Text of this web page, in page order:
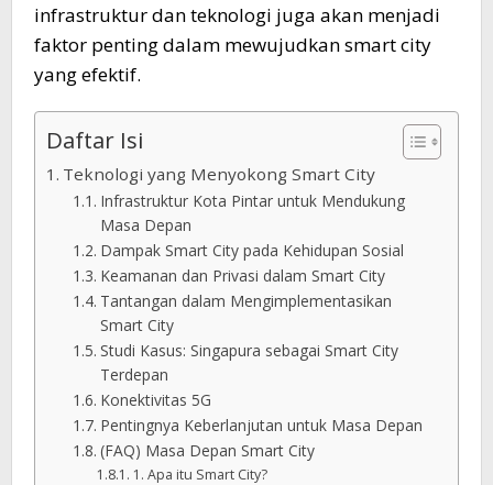
infrastruktur dan teknologi juga akan menjadi
faktor penting dalam mewujudkan smart city
yang efektif.
Daftar Isi
Teknologi yang Menyokong Smart City
Infrastruktur Kota Pintar untuk Mendukung
Masa Depan
Dampak Smart City pada Kehidupan Sosial
Keamanan dan Privasi dalam Smart City
Tantangan dalam Mengimplementasikan
Smart City
Studi Kasus: Singapura sebagai Smart City
Terdepan
Konektivitas 5G
Pentingnya Keberlanjutan untuk Masa Depan
(FAQ) Masa Depan Smart City
1. Apa itu Smart City?